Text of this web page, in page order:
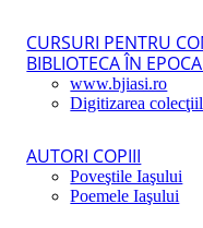
CURSURI PENTRU
BIBLIOTECA ÎN
www.bjiasi.ro
Digitizarea
AUTORI COPIII
Poveştile Iaşului
Poemele Iaşului